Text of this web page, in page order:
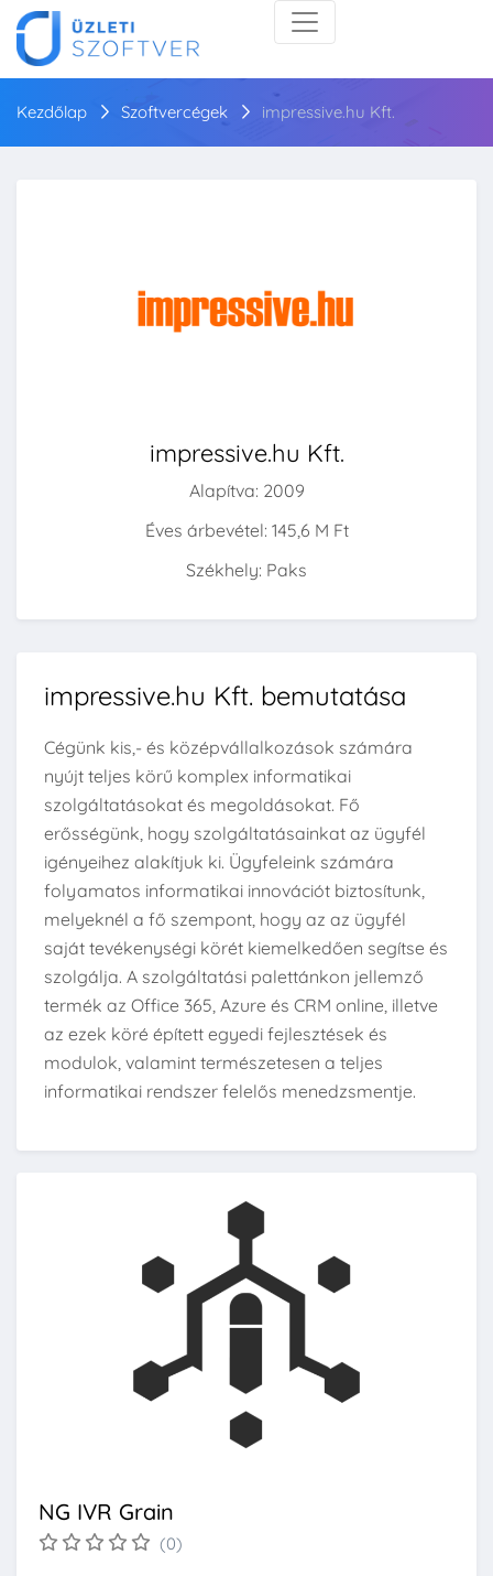
Kezdőlap Szoftvercégek impressive.hu Kft.
impressive.hu Kft.
Alapítva: 2009
Éves árbevétel: 145,6 M Ft
Székhely: Paks
impressive.hu Kft. bemutatása
Cégünk kis,- és középvállalkozások számára
nyújt teljes körű komplex informatikai
szolgáltatásokat és megoldásokat. Fő
erősségünk, hogy szolgáltatásainkat az ügyfél
igényeihez alakítjuk ki. Ügyfeleink számára
folyamatos informatikai innovációt biztosítunk,
melyeknél a fő szempont, hogy az az ügyfél
saját tevékenységi körét kiemelkedően segítse és
szolgálja. A szolgáltatási palettánkon jellemző
termék az Office 365, Azure és CRM online, illetve
az ezek köré épített egyedi fejlesztések és
modulok, valamint természetesen a teljes
informatikai rendszer felelős menedzsmentje.
NG IVR Grain
(0)